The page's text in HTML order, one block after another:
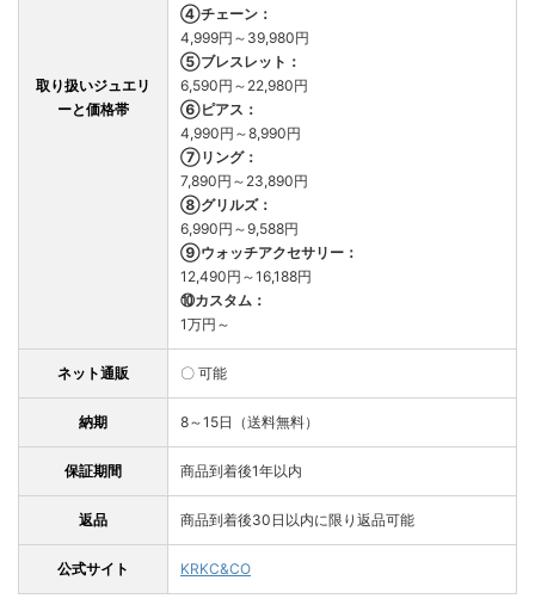
取り扱いジュエリ
ーと価格帯
④チェーン：
4,999円～39,980円
⑤ブレスレット：
6,590円～22,980円
⑥ピアス：
4,990円～8,990円
⑦リング：
7,890円～23,890円
⑧グリルズ：
6,990円～9,588円
⑨ウォッチアクセサリー：
12,490円～16,188円
⑩カスタム：
1万円～
ネット通販 〇 可能
納期 8～15日（送料無料）
保証期間 商品到着後1年以内
返品 商品到着後30日以内に限り返品可能
公式サイト KRKC&CO